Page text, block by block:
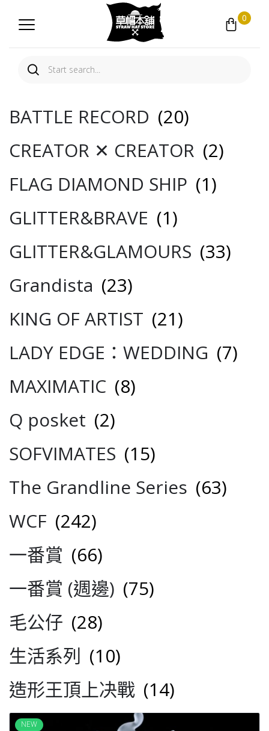
0
BATTLE RECORD (20)
CREATOR ✕ CREATOR (2)
FLAG DIAMOND SHIP (1)
GLITTER&BRAVE (1)
GLITTER&GLAMOURS (33)
Grandista (23)
KING OF ARTIST (21)
LADY EDGE：WEDDING (7)
MAXIMATIC (8)
Q posket (2)
SOFVIMATES (15)
The Grandline Series (63)
WCF (242)
一番賞 (66)
一番賞 (週邊) (75)
毛公仔 (28)
生活系列 (10)
造形王頂上决戰 (14)
NEW